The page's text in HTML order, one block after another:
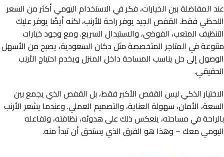
عند المفاضلة بين الخيارات، فكر في الاستخدام اليومي أكثر من السعر
اللحظي فقط. القفص الجيد يوفر راحة للأرنب، لكنه أيضًا يوفر عليك
التنظيف المتعب، الفوضى، والاستبدال السريع. ومع وجود خيارات
متنوعة في المتاجر المتخصصة مثل دكان السعودية، يصبح من الأسهل
الوصول إلى حل يناسب المساحة داخل المنزل ويخدم احتياج الأرنب
الحقيقي.
الاختيار الذكي ليس القفص الأكبر فقط، بل القفص الذي يجمع بين
السعة، الأمان، سهولة العناية، والتصميم العملي. وعندما يشعر الأرنب
بالراحة في مساحته، ينعكس ذلك على هدوئه، نظافته، وتفاعله
اليومي معك – وهذا هو الفرق الذي يستحق أن تبدأ منه.